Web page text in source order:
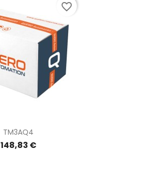
Vista rápida
TM3AQ4
148,83 €
favorite_border